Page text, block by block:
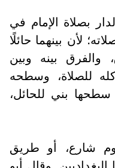
بصلاة الإمام في
لأن بينهما حائلًا
والفرق بينه وبين
للصلاة، وسطحه
بني للحائل،
شارع، أو طريق